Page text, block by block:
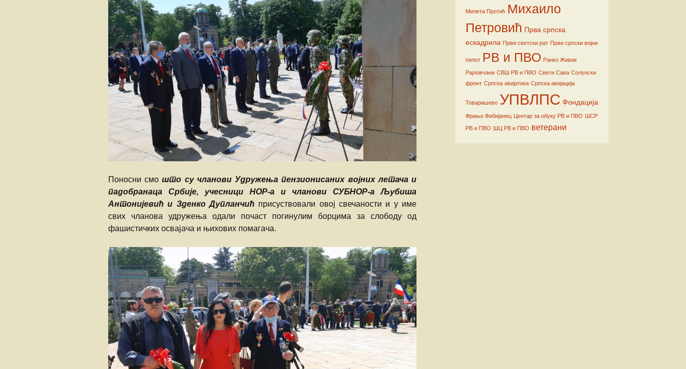
Поносни смошто су чланови Удружења пензионисаних војних летача и
падобранаца Србије, учесници НОР-а и чланови СУБНОР-а Љубиша
Антонијевић и Зденко Дупланчић присуствовали овој свечаности и у име
свих чланова удружења одали почаст погинулим борцима за слободу од
фашистичких освајача и њихових помагача.
Милета Протић Михаило
Петровић Прва српска
ескадрила Први светски рат Први српски војни
пилот РВ и ПВО Ранко Живак
Рајловчани СВШ РВ и ПВО Свети Сава Солунски
фронт Српска авијатика Српска авијација
Товаришево УПВЛПС Фондација
Фрањо Фабијанец Центар за обуку РВ и ПВО ШСР
РВ и ПВО ШЦ РВ и ПВО ветерани